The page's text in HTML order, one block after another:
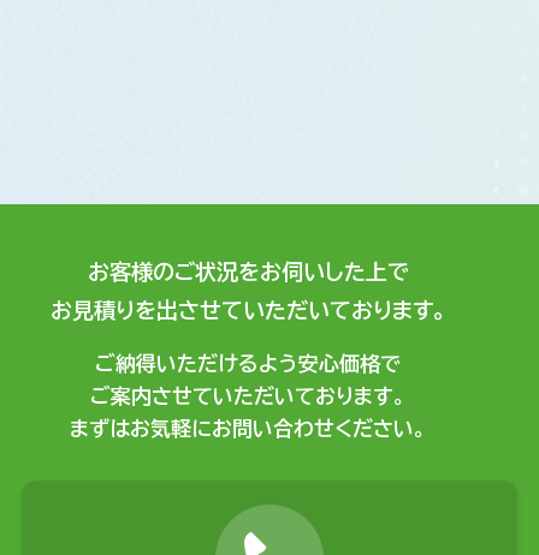
お客様のご状況をお伺いした上で
お見積りを出させていただいております。
ご納得いただけるよう安心価格で
ご案内させていただいております。
まずはお気軽にお問い合わせください。